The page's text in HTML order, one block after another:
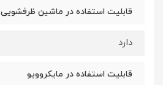
قابلیت استفاده در ماشین ظرفشویی
دارد
قابلیت استفاده در مایکروویو